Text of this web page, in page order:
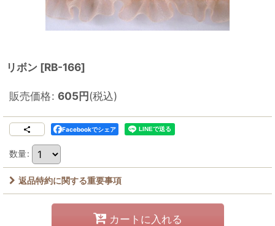
リボン [RB-166]
販売価格: 605円(税込)
Facebookでシェア
数量:
返品特約に関する重要事項
カートに入れる